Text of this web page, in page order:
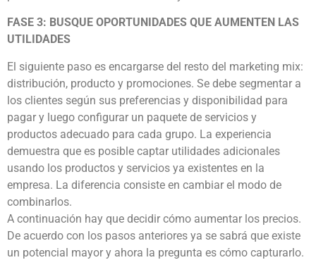
FASE 3: BUSQUE OPORTUNIDADES QUE AUMENTEN LAS
UTILIDADES
El siguiente paso es encargarse del resto del marketing mix:
distribución, producto y promociones. Se debe segmentar a
los clientes según sus preferencias y disponibilidad para
pagar y luego configurar un paquete de servicios y
productos adecuado para cada grupo. La experiencia
demuestra que es posible captar utilidades adicionales
usando los productos y servicios ya existentes en la
empresa. La diferencia consiste en cambiar el modo de
combinarlos.
A continuación hay que decidir cómo aumentar los precios.
De acuerdo con los pasos anteriores ya se sabrá que existe
un potencial mayor y ahora la pregunta es cómo capturarlo.